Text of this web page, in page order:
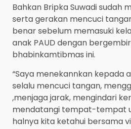
Bahkan Bripka Suwadi sudah
serta gerakan mencuci
benar sebelum memasuki
anak PAUD dengan
bhabinkamtibmas ini.
“Saya menekannkan kepada
selalu mencuci tangan,
,menjaga jarak, mengindari
mendatangi tempat-tempat
halnya kita ketahui bersama